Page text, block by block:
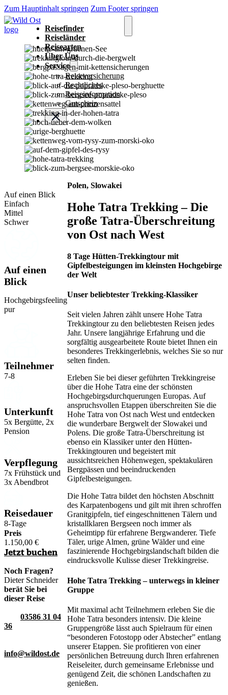
Zum Hauptinhalt springen Zum Footer springen
Reisefinder
Reiseländer
Reisearten
Über Uns
Service
Reiseversicherung
Rechtliches
Reiseinformation
Gutschein
Auf einen Blick
Einfach
Mittel
Schwer
Auf einen
Blick
Hochgebirgsfeeling
pur
Teilnehmer
7-8
Unterkunft
5x Bergütte, 2x
Pension
Verpflegung
7x Frühstück und
3x Abendbrot
Reisedauer
8-Tage
Preis
1.150,00 €
Jetzt buchen
Noch Fragen?
Dieter Schneider
berät Sie bei
dieser Reise
03586 31 04
36
info@wildost.de
Polen, Slowakei
Hohe Tatra Trekking – Die
große Tatra-Überschreitung
von Ost nach West
8 Tage Hütten-Trekkingtour mit
Gipfelbesteigungen im kleinsten Hochgebirge
der Welt
Unser beliebtester Trekking-Klassiker
Seit vielen Jahren zählt unsere Hohe Tatra
Trekkingtour zu den beliebtesten Reisen jedes
Jahr. Unsere langjährige Erfahrung und die
sorgfältig ausgearbeitete Route bietet Ihnen ein
besonderes Trekkingerlebnis, welches Sie so nur
selten finden.
Erleben Sie bei dieser geführten Trekkingreise
über die Hohe Tatra eine der schönsten
Hochgebirgsdurchquerungen Europas. Auf
anspruchsvollen Etappen überschreiten Sie die
Hohe Tatra von Ost nach West und entdecken
die wunderbare Bergwelt der Slowakei und
Polens. Die große Tatra-Überschreitung ist
ebenso ein Klassiker unter den Hütten-
Trekkingtouren und begeistert mit
aussichtsreichen Höhenwegen, spektakulären
Bergpässen und beeindruckenden
Gipfelbesteigungen.
Die Hohe Tatra bildet den höchsten Abschnitt
des Karpatenbogens und gilt mit ihren schroffen
Granitgipfeln, tief eingeschnittenen Tälern und
kristallklaren Bergseen noch immer als
Geheimtipp für erfahrene Bergwanderer. Tiefe
Täler, urige Almen, grüne Wälder und eine
faszinierende Hochgebirgslandschaft bilden die
eindrucksvolle Kulisse dieser Trekkingreise.
Hohe Tatra Trekking – unterwegs in kleiner
Gruppe
Mit maximal acht Teilnehmern erleben Sie die
Hohe Tatra besonders intensiv. Die kleine
Gruppengröße lässt auch Spielraum für einen
“besonderen Fotostopp oder Abstecher” entlang
unserer Etappen. Sie profitieren von einer
persönlichen Betreuung durch Ihren erfahrenen
Reiseleiter, durch gemeinsame Erlebnisse und
genügend Zeit, die schönen Landschaften zu
genießen.